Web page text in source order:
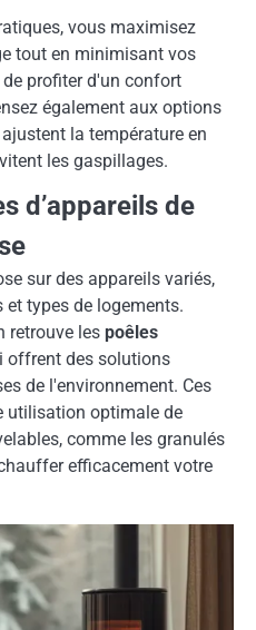
vous maximisez
tout en minimisant vos
profiter d'un confort
également aux options
la température en
les gaspillages.
d’appareils de
sur des appareils variés,
types de logements.
retrouve les poêles
offrent des solutions
de l'environnement. Ces
utilisation optimale de
comme les granulés
efficacement votre